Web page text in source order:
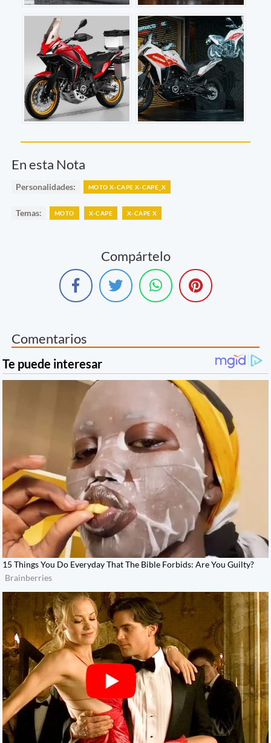
En esta Nota
Personalidades: MOTO X-CAPE X-CAPE_X
Temas: MOTO X-CAPE X-CAPE X
Compártelo
Comentarios